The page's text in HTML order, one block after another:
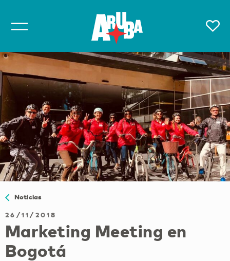
Noticias
26/11/2018
Marketing Meeting en
Bogotá